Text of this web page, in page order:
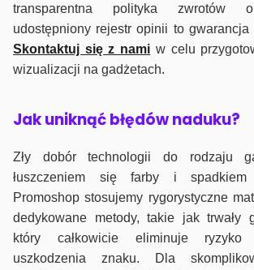
transparentna polityka zwrotów
udostępniony rejestr opinii to gwarancja
Skontaktuj się z nami w celu
wizualizacji na gadżetach.
Jak uniknąć błędów naduku?
Zły dobór technologii do rodzaju
łuszczeniem się farby i spadkiem
Promoshop stosujemy rygorystyczne
dedykowane metody, takie jak trwały
który całkowicie eliminuje ryzyko
uszkodzenia znaku. Dla